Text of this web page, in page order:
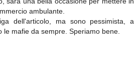
ambulante.
dell'articolo, ma sono pessimista, a
le mafie da sempre. Speriamo bene.